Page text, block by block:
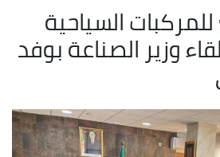
السياحية
وزير الصناعة بوفد